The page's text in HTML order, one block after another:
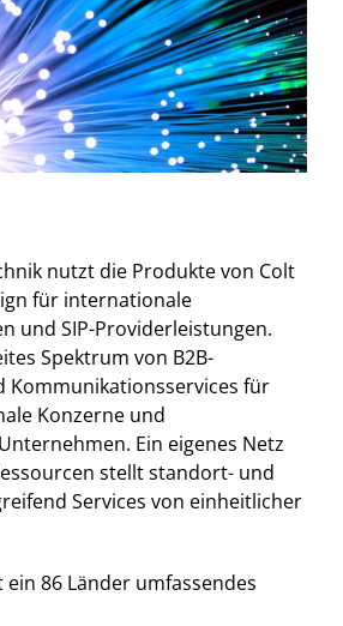
nutzt die Produkte von Colt
für internationale
und SIP-Providerleistungen.
Spektrum von B2B-
Kommunikationsservices für
Konzerne und
Ein eigenes Netz
stellt standort- und
Services von einheitlicher
86 Länder umfassendes